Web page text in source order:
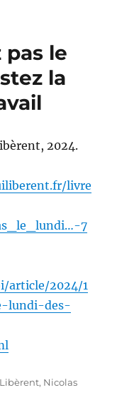
pas le
la
2024.
livre
7
article/2024/1
lundi-des-
, Nicolas